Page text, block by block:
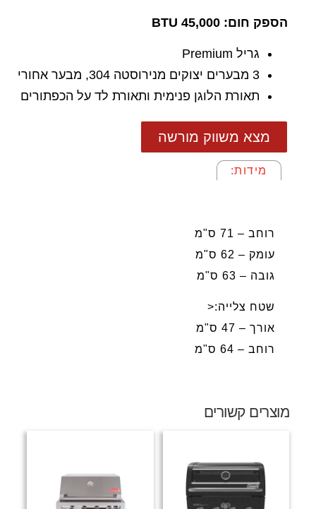
הספק חום: 45,000 BTU
גריל Premium
3 מבערים יצוקים מנירוסטה 304, מבער אחורי
תאורת הלוגן פנימית ותאורת לד על הכפתורים
מצא משווק מורשה
מידות:
רוחב – 71 ס"מ
עומק – 62 ס"מ
גובה – 63 ס"מ
שטח צלייה:<
אורך – 47 ס"מ
רוחב – 64 ס"מ
מוצרים קשורים